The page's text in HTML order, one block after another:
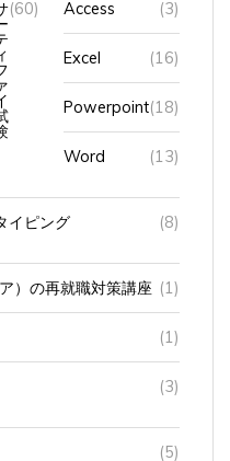
Excel (16)
Powerpoint(18)
Word (13)
イピング (8)
）の再就職対策講座 (1)
(1)
(3)
(5)